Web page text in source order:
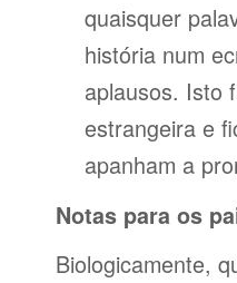
quaisquer
história num
aplausos. Isto
estrangeira e
apanham a
Notas para os
Biologicamente,